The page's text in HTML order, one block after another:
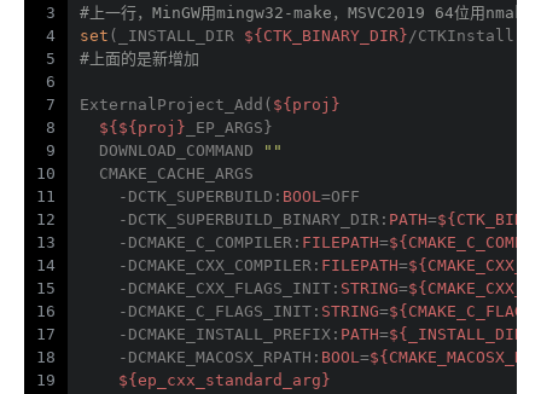
3
4
5
6
7
8
9
10
11
12
13
14
15
16
17
18
19
#上一行，MinGW用mingw32-make，MSVC2019 64位用
set (_INSTALL_DIR ${CTK_BINARY_DIR} /CTKInstall)
#上面的是新增加
ExternalProject_Add( ${proj}
${${proj} _EP_ARGS}
  DOWNLOAD_COMMAND
""
  CMAKE_CACHE_ARGS
    -DCTK_SUPERBUILD:
BOOL =OFF
    -DCTK_SUPERBUILD_BINARY_DIR:
PATH=
    -DCMAKE_C_COMPILER:
FILEPATH=
    -DCMAKE_CXX_COMPILER:
FILEPATH=
    -DCMAKE_CXX_FLAGS_INIT:
STRING=
    -DCMAKE_C_FLAGS_INIT:
STRING=
    -DCMAKE_INSTALL_PREFIX:
PATH=${_INSTALL_DIR}
    -DCMAKE_MACOSX_RPATH:
BOOL =
${ep_cxx_standard_arg}